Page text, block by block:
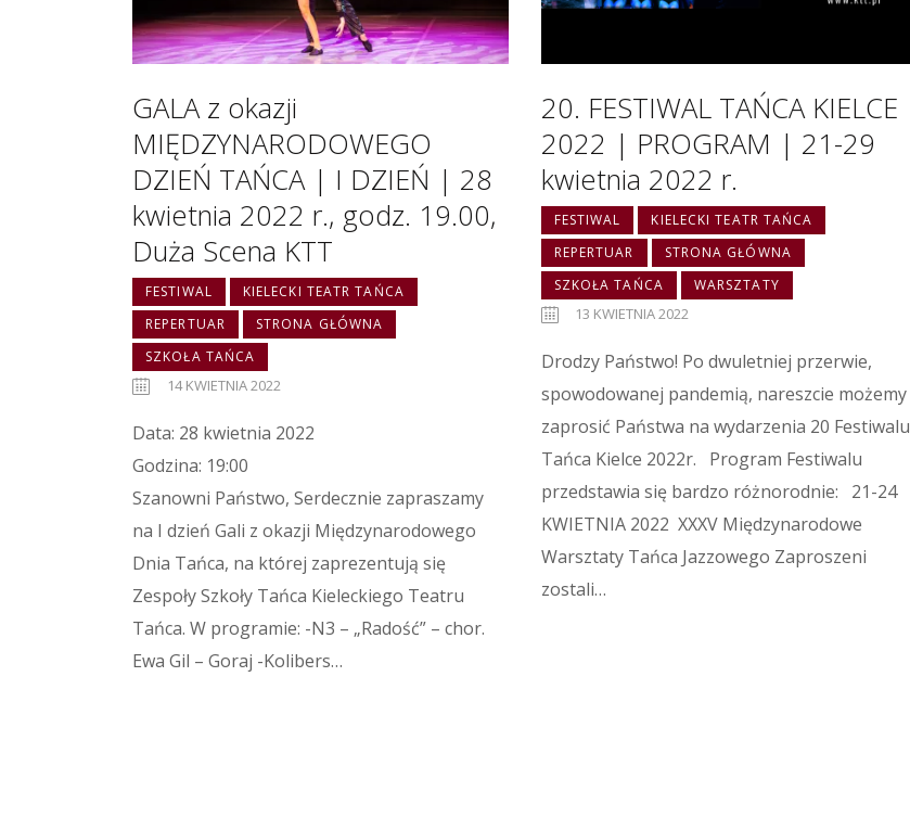
GALA z okazji
MIĘDZYNARODOWEGO
DZIEŃ TAŃCA | I DZIEŃ | 28
kwietnia 2022 r., godz. 19.00,
Duża Scena KTT
FESTIWAL
KIELECKI TEATR TAŃCA
REPERTUAR
STRONA GŁÓWNA
SZKOŁA TAŃCA
14 KWIETNIA 2022
Data: 28 kwietnia 2022
Godzina: 19:00
Szanowni Państwo, Serdecznie zapraszamy
na I dzień Gali z okazji Międzynarodowego
Dnia Tańca, na której zaprezentują się
Zespoły Szkoły Tańca Kieleckiego Teatru
Tańca. W programie: -N3 – „Radość” – chor.
Ewa Gil – Goraj -Kolibers…
20. FESTIWAL TAŃCA KIELCE
2022 | PROGRAM | 21-29
kwietnia 2022 r.
FESTIWAL
KIELECKI TEATR TAŃCA
REPERTUAR
STRONA GŁÓWNA
SZKOŁA TAŃCA
WARSZTATY
13 KWIETNIA 2022
Drodzy Państwo! Po dwuletniej przerwie,
spowodowanej pandemią, nareszcie możemy
zaprosić Państwa na wydarzenia 20 Festiwalu
Tańca Kielce 2022r. Program Festiwalu
przedstawia się bardzo różnorodnie: 21-24
KWIETNIA 2022 XXXV Międzynarodowe
Warsztaty Tańca Jazzowego Zaproszeni
zostali…